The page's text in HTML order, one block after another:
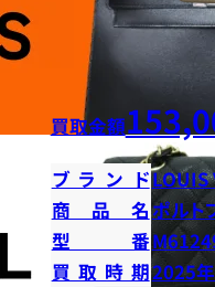
買取金額
ブランドLOUIS
商品名ポルト
型番
買取時期2025